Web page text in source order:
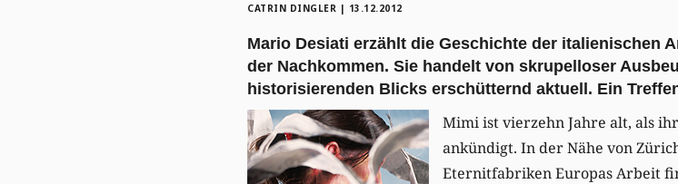
CATRIN DINGLER | 13.12.2012
Mario Desiati erzählt die Geschichte der italienischen
der Nachkommen. Sie handelt von skrupelloser
historisierenden Blicks erschütternd aktuell. Ein
Mimi ist vierzehn Jahre alt, als
ankündigt. In der Nähe von
Eternitfabriken Europas Arbeit